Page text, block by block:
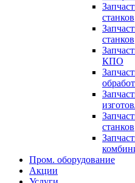
станков
станков
КПО
станков
Пром. оборудование
Акции